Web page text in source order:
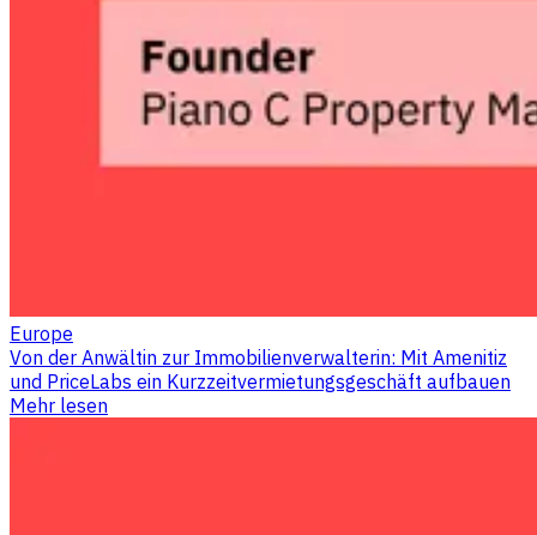
Europe
Von der Anwältin zur Immobilienverwalterin: Mit Amenitiz
und PriceLabs ein Kurzzeitvermietungsgeschäft aufbauen
Mehr lesen